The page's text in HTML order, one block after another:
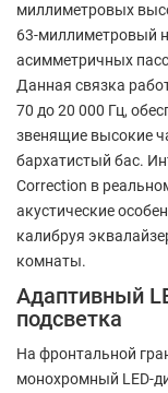
миллиметровых
63-миллиметровый
асимметричных
Данная связка
70 до 20 000 Гц,
звенящие высокие
бархатистый бас.
Correction в
акустические
калибруя
комнаты.
Адаптивный
подсветка
На фронтальной
монохромный LED-